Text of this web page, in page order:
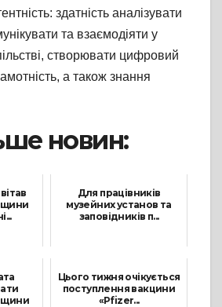
здатність аналізувати
та взаємодіяти у
створювати цифровий
а також знання
новин:
Для працівників
музейних установ та
заповідників п...
Цього тижня очікується
поступлення вакцини
«Pfizer...